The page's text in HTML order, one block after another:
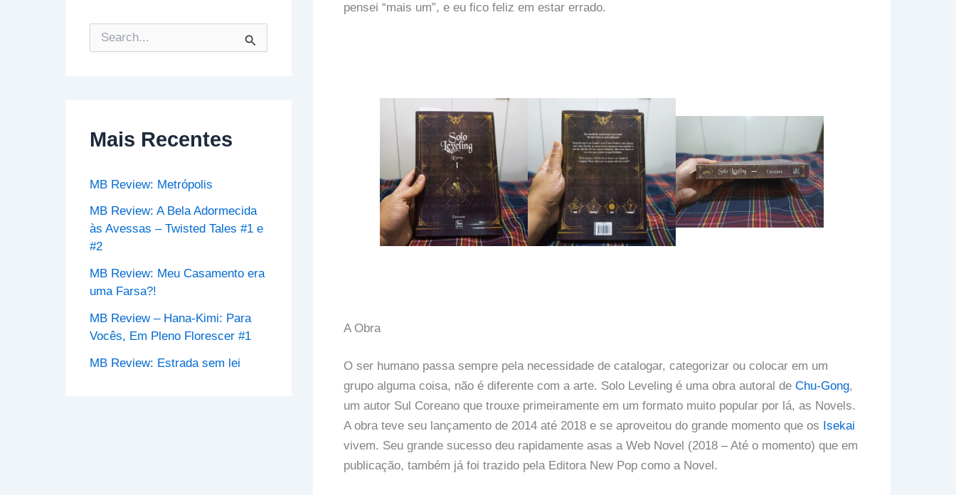
e
a
o
:
Mais Recentes
MB Review: Metrópolis
MB Review: A Bela Adormecida
às Avessas – Twisted Tales #1 e
#2
MB Review: Meu Casamento era
uma Farsa?!
MB Review – Hana-Kimi: Para
Vocês, Em Pleno Florescer #1
MB Review: Estrada sem lei
pensei “mais um”, e eu fico feliz em estar errado.
A Obra
O ser humano passa sempre pela necessidade de catalogar, categorizar ou colocar em um
grupo alguma coisa, não é diferente com a arte. Solo Leveling é uma obra autoral de Chu-Gong,
um autor Sul Coreano que trouxe primeiramente em um formato muito popular por lá, as Novels.
A obra teve seu lançamento de 2014 até 2018 e se aproveitou do grande momento que os Isekai
vivem. Seu grande sucesso deu rapidamente asas a Web Novel (2018 – Até o momento) que em
publicação, também já foi trazido pela Editora New Pop como a Novel.